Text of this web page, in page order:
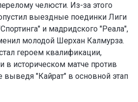
челюсти. Из-за этого
выездные поединки Лиги
и мадридского "Реала",
молодой Шерхан Калмурза.
героем квалификации,
в историческом матче против
выведя "Кайрат" в основной этап